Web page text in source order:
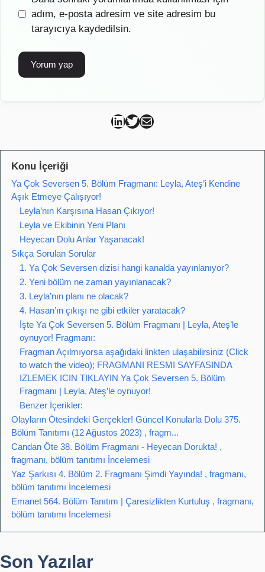
sitesiadım, e-posta adresim ve site adresim bu
tarayıcıya kaydedilsin.
Can Kütahya Linkedin
Can Kütahya Twitter
Can Kütahya Mail
Konu İçeriği
Ya Çok Seversen 5. Bölüm Fragmanı: Leyla, Ateş’i Kendine
Aşık Etmeye Çalışıyor!
Leyla’nın Karşısına Hasan Çıkıyor!
Leyla ve Ekibinin Yeni Planı
Heyecan Dolu Anlar Yaşanacak!
Sıkça Sorulan Sorular
1. Ya Çok Seversen dizisi hangi kanalda yayınlanıyor?
2. Yeni bölüm ne zaman yayınlanacak?
3. Leyla’nın planı ne olacak?
4. Hasan’ın çıkışı ne gibi etkiler yaratacak?
İşte Ya Çok Seversen 5. Bölüm Fragmanı | Leyla, Ateş’le
oynuyor! Fragmanı:
Fragman Açılmıyorsa aşağıdaki linkten ulaşabilirsiniz (Click
to watch the video); FRAGMANI RESMI SAYFASINDA
IZLEMEK ICIN TIKLAYIN Ya Çok Seversen 5. Bölüm
Fragmanı | Leyla, Ateş’le oynuyor!
Benzer İçerikler:
Olayların Ötesindeki Gerçekler! Güncel Konularla Dolu 375.
Bölüm Tanıtımı (12 Ağustos 2023) , fragm...
Candan Öte 38. Bölüm Fragmanı - Heyecan Dorukta! ,
fragmanı, bölüm tanıtımı İncelemesi
Yaz Şarkısı 4. Bölüm 2. Fragmanı Şimdi Yayında! , fragmanı,
bölüm tanıtımı İncelemesi
Emanet 564. Bölüm Tanıtım | Çaresizlikten Kurtuluş , fragmanı,
bölüm tanıtımı İncelemesi
Son Yazılar